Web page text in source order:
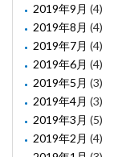
2019年9月 (4)
2019年8月 (4)
2019年7月 (4)
2019年6月 (4)
2019年5月 (3)
2019年4月 (3)
2019年3月 (5)
2019年2月 (4)